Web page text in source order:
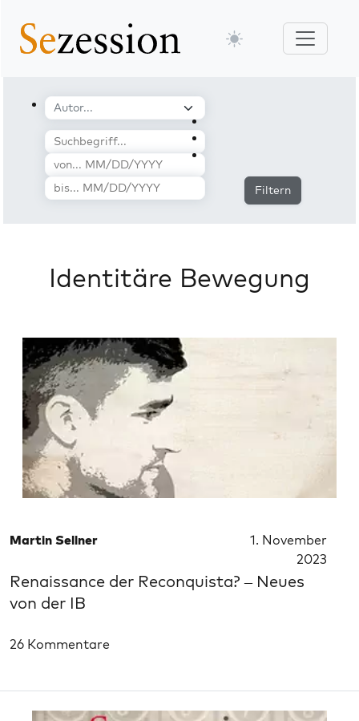
Filtern
Identitäre Bewegung
Martin Sellner
1. November
2023
Renaissance der Reconquista? – Neues
von der IB
26 Kommentare